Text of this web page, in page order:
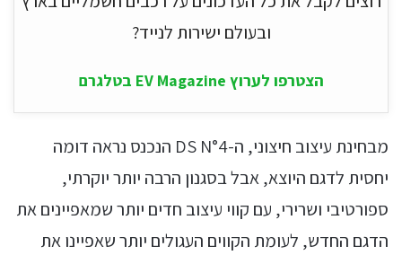
ובעולם ישירות לנייד?
הצטרפו לערוץ EV Magazine בטלגרם
מבחינת עיצוב חיצוני, ה-DS N°4 הנכנס נראה דומה
יחסית לדגם היוצא, אבל בסגנון הרבה יותר יוקרתי,
ספורטיבי ושרירי, עם קווי עיצוב חדים יותר שמאפיינים את
הדגם החדש, לעומת הקווים העגולים יותר שאפיינו את